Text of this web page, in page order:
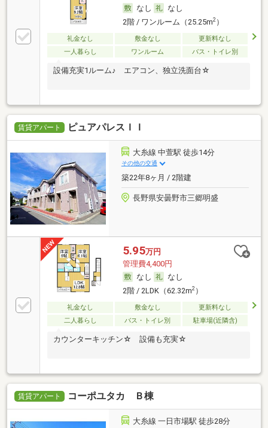
なし
なし
2階 / ワンルーム（25.25m2）
礼金なし 敷金なし
更新料なし
一人暮らし
ワンルーム バス・トイレ別
設備充実1ルーム♪ エアコン、独立洗面台☆
賃貸アパート ピュアパレスＩＩ
大糸線 中萱駅 徒歩14分
その他の交通
築22年8ヶ月 / 2階建
長野県安曇野市三郷明盛
5.95万円
管理費4,400円
なし
なし
2階 / 2LDK（62.32m2）
礼金なし 敷金なし
更新料なし
二人暮らし
バス・トイレ別 駐車場(近隣含)
カウンターキッチン☆ 設備も充実☆
賃貸アパート コーポユタカ Ｂ棟
大糸線 一日市場駅 徒歩28分